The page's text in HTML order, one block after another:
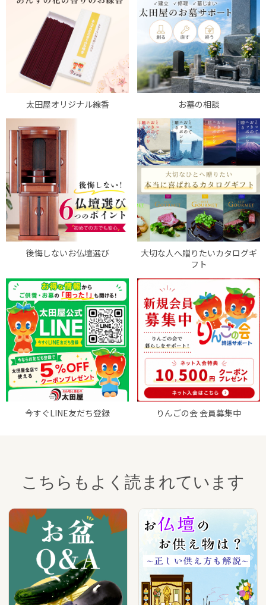
太田屋オリジナル線香 お墓の相談
後悔しないお仏壇選び
大切な人へ贈りたいカタログギ
フト
今すぐLINE友だち登録 りんごの会 会員募集中
こちらもよく読まれています